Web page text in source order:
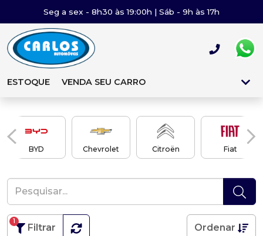
Seg a sex - 8h30 às 19:00h | Sáb - 9h às 17h
ESTOQUE VENDA SEU CARRO
BYD Chevrolet Citroën Fiat
Filtrar
1
Ordenar